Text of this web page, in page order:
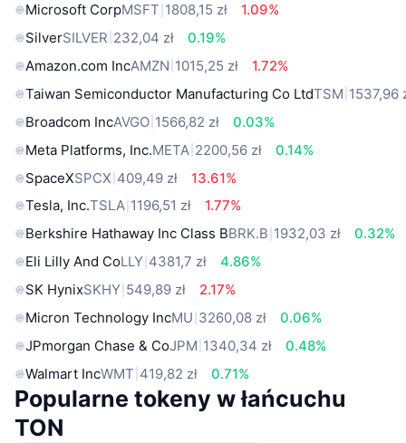
Microsoft CorpMSFT 1808,15 zł
1.09%
SilverSILVER 232,04 zł
0.19%
Amazon.com IncAMZN 1015,25 zł
1.72%
Taiwan Semiconductor Manufacturing Co LtdTSM 1537,96
Broadcom IncAVGO 1566,82 zł
0.03%
Meta Platforms, Inc.META 2200,56 zł
0.14%
SpaceXSPCX 409,49 zł
13.61%
Tesla, Inc.TSLA 1196,51 zł
1.77%
Berkshire Hathaway Inc Class BBRK.B 1932,03 zł
0.32%
Eli Lilly And CoLLY 4381,7 zł
4.86%
SK HynixSKHY 549,89 zł
2.17%
Micron Technology IncMU 3260,08 zł
0.06%
JPmorgan Chase & CoJPM 1340,34 zł
0.48%
Walmart IncWMT 419,82 zł 0.71%
Popularne tokeny w łańcuchu
TON